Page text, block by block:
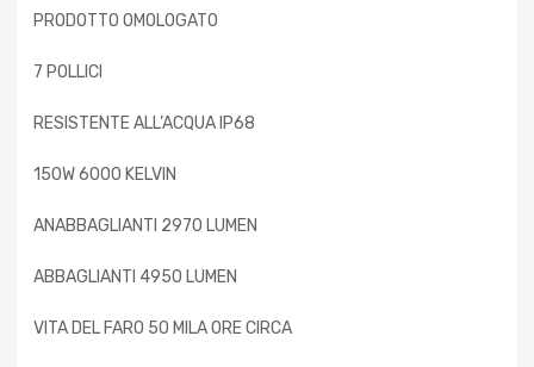
PRODOTTO OMOLOGATO
7 POLLICI
RESISTENTE ALL’ACQUA IP68
150W 6000 KELVIN
ANABBAGLIANTI 2970 LUMEN
ABBAGLIANTI 4950 LUMEN
VITA DEL FARO 50 MILA ORE CIRCA